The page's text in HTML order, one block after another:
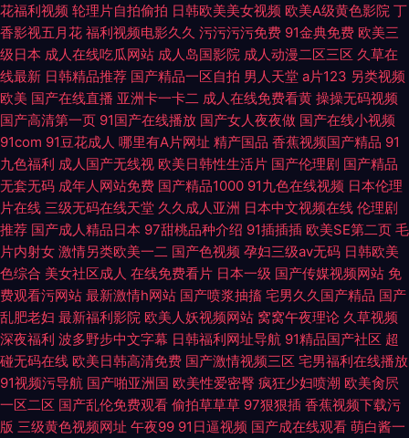
花福利视频 轮理片自拍偷拍 日韩欧美美女视频 欧美A级黄色影院 丁
香影视五月花 福利视频电影久久 污污污污免费 91金典免费 欧美三
级日本 成人在线吃瓜网站 成人岛国影院 成人动漫二区三区 久草在
线最新 日韩精品推荐 国产精品一区自拍 男人天堂 a片123 另类视频
欧美 国产在线直播 亚洲卡一卡二 成人在线免费看黄 操操无码视频
国产高清第一页 91国产在线播放 国产女人夜夜做 国产在线小视频
91com 91豆花成人 哪里有A片网址 精产国品 香蕉视频国产精品 91
九色福利 成人国产无线视 欧美日韩性生活片 国产伦理剧 国产精品
无套无码 成年人网站免费 国产精品1000 91九色在线视频 日本伦理
片在线 三级无码在线天堂 久久成人亚洲 日本中文视频在线 伦理剧
推荐 国产成人精品日本 97甜桃品种介绍 91插插插 欧美SE第二页 毛
片内射女 激情另类欧美一二 国产色视频 孕妇三级av无码 日韩欧美
色综合 美女社区成人 在线免费看片 日本一级 国产传媒视频网站 免
费观看污网站 最新激情h网站 国产喷浆抽搐 宅男久久国产精品 国产
乱肥老妇 最新福利影院 欧美人妖视频网站 窝窝午夜理论 久草视频
深夜福利 波多野步中文字幕 日韩福利网址导航 91精品国产社区 超
碰无码在线 欧美日韩高清免费 国产激情视频三区 宅男福利在线播放
91视频污导航 国产啪亚洲国 欧美性爱密臀 疯狂少妇喷潮 欧美肏屄
一区二区 国产乱伦免费观看 偷拍草草草 97狠狠插 香蕉视频下载污
版 三级黄色视频网址 午夜99 91日逼视频 国产成在线观看 萌白酱一